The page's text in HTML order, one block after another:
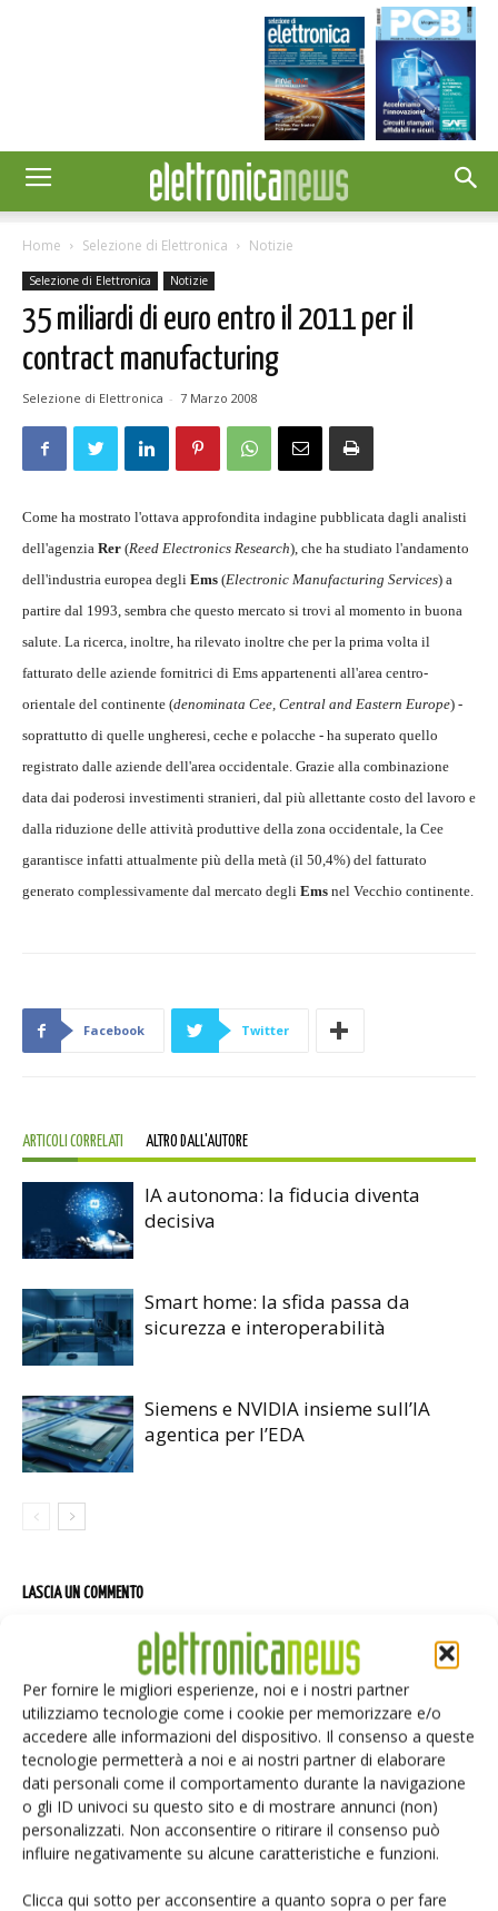
Per fornire le migliori esperienze, noi e i nostri partner
utilizziamo tecnologie come i cookie per memorizzare e/o
accedere alle informazioni del dispositivo. Il consenso a queste
tecnologie permetterà a noi e ai nostri partner di elaborare
dati personali come il comportamento durante la navigazione
o gli ID univoci su questo sito e di mostrare annunci (non)
personalizzati. Non acconsentire o ritirare il consenso può
influire negativamente su alcune caratteristiche e funzioni.
Clicca qui sotto per acconsentire a quanto sopra o per fare
Home Selezione di Elettronica Notizie
Selezione di Elettronica Notizie
35 miliardi di euro entro il 2011 per il
contract manufacturing
Selezione di Elettronica - 7 Marzo 2008
Come ha mostrato l'ottava approfondita indagine pubblicata dagli analisti
dell'agenzia Rer (Reed Electronics Research), che ha studiato l'andamento
dell'industria europea degli Ems (Electronic Manufacturing Services) a
partire dal 1993, sembra che questo mercato si trovi al momento in buona
salute. La ricerca, inoltre, ha rilevato inoltre che per la prima volta il
fatturato delle aziende fornitrici di Ems appartenenti all'area centro-
orientale del continente (denominata Cee, Central and Eastern Europe) -
soprattutto di quelle ungheresi, ceche e polacche - ha superato quello
registrato dalle aziende dell'area occidentale. Grazie alla combinazione
data dai poderosi investimenti stranieri, dal più allettante costo del lavoro e
dalla riduzione delle attività produttive della zona occidentale, la Cee
garantisce infatti attualmente più della metà (il 50,4%) del fatturato
generato complessivamente dal mercato degli Ems nel Vecchio continente.
Facebook Twitter
ARTICOLI CORRELATI ALTRO DALL'AUTORE
IA autonoma: la fiducia diventa
decisiva
Smart home: la sfida passa da
sicurezza e interoperabilità
Siemens e NVIDIA insieme sull’IA
agentica per l’EDA
LASCIA UN COMMENTO